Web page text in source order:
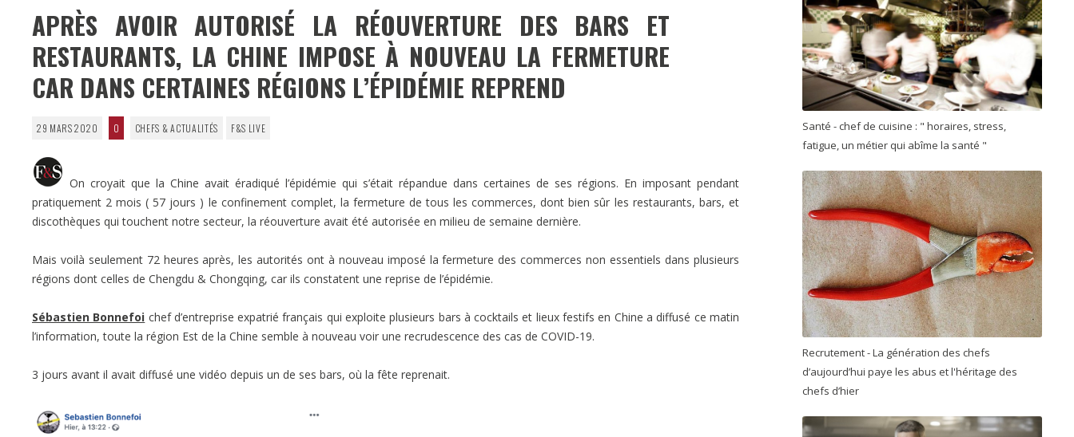
APRÈS AVOIR AUTORISÉ LA RÉOUVERTURE DES BARS ET
RESTAURANTS, LA CHINE IMPOSE À NOUVEAU LA FERMETURE
CAR DANS CERTAINES RÉGIONS L’ÉPIDÉMIE REPREND
29 MARS 2020 0 CHEFS & ACTUALITÉS F&S LIVE
On croyait que la Chine avait éradiqué l’épidémie qui s’était répandue dans certaines de ses régions. En imposant pendant
pratiquement 2 mois ( 57 jours ) le confinement complet, la fermeture de tous les commerces, dont bien sûr les restaurants, bars, et
discothèques qui touchent notre secteur, la réouverture avait été autorisée en milieu de semaine dernière.
Mais voilà seulement 72 heures après, les autorités ont à nouveau imposé la fermeture des commerces non essentiels dans plusieurs
régions dont celles de Chengdu & Chongqing, car ils constatent une reprise de l’épidémie.
Sébastien Bonnefoi chef d’entreprise expatrié français qui exploite plusieurs bars à cocktails et lieux festifs en Chine a diffusé ce matin
l’information, toute la région Est de la Chine semble à nouveau voir une recrudescence des cas de COVID-19.
3 jours avant il avait diffusé une vidéo depuis un de ses bars, où la fête reprenait.
Santé - chef de cuisine : " horaires, stress,
fatigue, un métier qui abîme la santé "
Recrutement - La génération des chefs
d’aujourd’hui paye les abus et l'héritage des
chefs d’hier